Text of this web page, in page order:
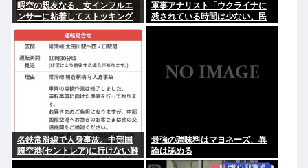
暇空の親友なる、女インフルエ
ンサーに粘着してストッキング
について語りだし嫌儲卿として
格を見せつける
軍事アナリスト「ウクライナに
残されている時間は少ない。民
間施設テロではなくプランBやプ
名鉄常滑線で人身事故。中部国
際空港(セントレア)に行けない難
民が多数発生している模様
最強の調味料はマヨネーズ、異
論は認める